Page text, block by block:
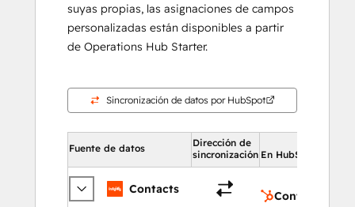
suyas propias, las asignaciones de campos
personalizadas están disponibles a partir
de Operations Hub Starter.
Sincronización de datos por HubSpot
Fuente de datos
Dirección de
sincronización En HubSpot
Contacts
Contactos